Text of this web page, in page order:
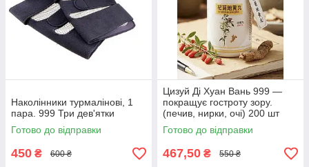
Наколінники турмалінові, 1
пара. 999 Три дев'ятки
Готово до відправки
450 ₴ 600 ₴
Цизуй Ді Хуан Вань 999 —
покращує гостроту зору.
(печив, нирки, очі) 200 шт
Готово до відправки
467,50 ₴ 550 ₴